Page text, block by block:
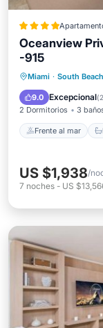
Oceanview
-915
Miami · South Beach
9.0 Excepcional(
2 Dormitorios 3
Frente al mar
Frente
US $1,938/
7 noches - US